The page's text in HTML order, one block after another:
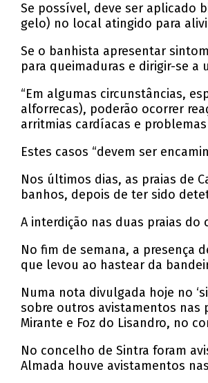
Se possível, deve ser aplicado
gelo) no local atingido para
Se o banhista apresentar
para queimaduras e dirigir-se a
“Em algumas circunstâncias,
alforrecas), poderão ocorrer
arritmias cardíacas e
Estes casos “devem ser
Nos últimos dias, as praias de
banhos, depois de ter sido
A interdição nas duas praias
No fim de semana, a presença
que levou ao hastear da
Numa nota divulgada hoje no
sobre outros avistamentos nas
Mirante e Foz do Lisandro, no
No concelho de Sintra foram
Almada houve avistamentos